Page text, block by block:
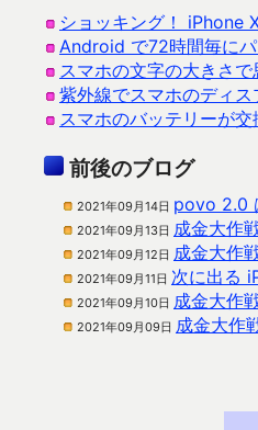
ショッキング！ iPhone
Android で72時間毎に
スマホの文字の大きさで
紫外線でスマホのディ
スマホのバッテリーが
前後のブログ
2021年09月14日 povo 2.0
2021年09月13日 成金大作
2021年09月12日 成金大作
2021年09月11日 次に出る
2021年09月10日 成金大作
2021年09月09日 成金大作